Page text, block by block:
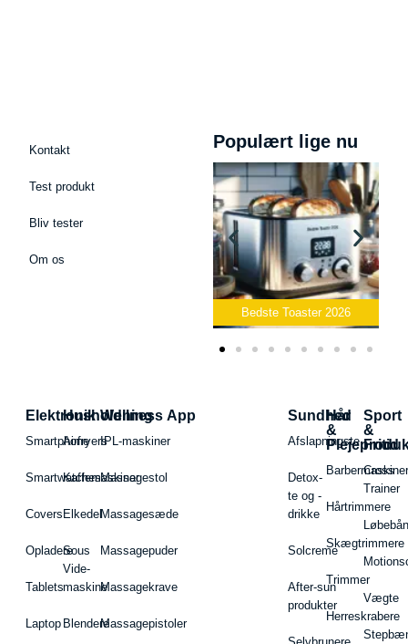
Kontakt
Test produkt
Bliv tester
Om os
Populært lige nu
Bedste Toaster 2026 Bedste
Elektronik
Smartphone
Smartwatches
Covers
Opladere
Tablets
Laptop
Husholdning
Airfryers
Kaffemaskiner
Elkedel
Sous
Vide-
maskine
Blendere
Wellness App
IPL-maskiner
Massagestol
Massagesæde
Massagepuder
Massagekrave
Massagepistoler
Sundhed
Afslapningste
Detox-
te og -
drikke
Solcreme
After-sun
produkter
Hår
&
Hårtrimmere
Skægtrimmere
Trimmer
Herreskrabere
Sport
&
Fritid
Cross
Trainer
Vægte